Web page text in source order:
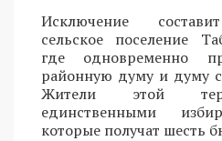
Исключение
сельское поселение
где одновременно
районную думу и думу
Жители этой
единственными
которые получат шесть